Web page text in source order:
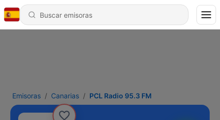
Emisoras Canarias PCL Radio 95.3 FM